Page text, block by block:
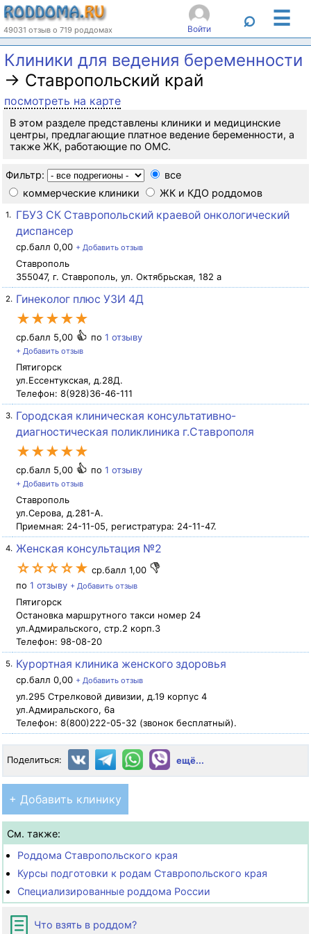
49031 отзыв о 719 роддомах Войти ⌕ ☰
Клиники для ведения беременности
→ Ставропольский край
посмотреть на карте
В этом разделе представлены клиники и медицинские
центры, предлагающие платное ведение беременности, а
также ЖК, работающие по ОМС.
Фильтр:
все
коммерческие клиники
ЖК и КДО роддомов
1. ГБУЗ СК Ставропольский краевой онкологический
диспансер
ср.балл 0,00 + Добавить отзыв
Ставрополь
355047, г. Ставрополь, ул. Октябрьская, 182 а
2. Гинеколог плюс УЗИ 4Д
★★★★★
ср.балл 5,00 по 1 отзыву
+ Добавить отзыв
Пятигорск
ул.Ессентукская, д.28Д.
Телефон: 8(928)36-46-111
3. Городская клиническая консультативно-
диагностическая поликлиника г.Ставрополя
★★★★★
ср.балл 5,00 по 1 отзыву
+ Добавить отзыв
Ставрополь
ул.Серова, д.281-А.
Приемная: 24-11-05, регистратура: 24-11-47.
4. Женская консультация №2
☆☆☆☆★ ср.балл 1,00
по 1 отзыву + Добавить отзыв
Пятигорск
Остановка маршрутного такси номер 24
ул.Адмиральского, стр.2 корп.3
Телефон: 98-08-20
5. Курортная клиника женского здоровья
ср.балл 0,00 + Добавить отзыв
ул.295 Стрелковой дивизии, д.19 корпус 4
ул.Адмиральского, 6а
Телефон: 8(800)222-05-32 (звонок бесплатный).
Поделиться: ещё...
+ Добавить клинику
См. также:
Роддома Ставропольского края
Курсы подготовки к родам Ставропольского края
Специализированные роддома России
Что взять в роддом?